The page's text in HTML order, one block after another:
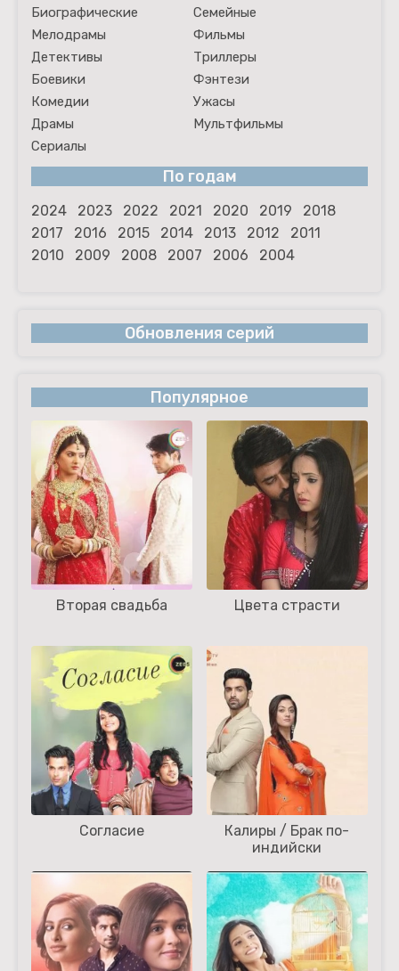
Биографические
Семейные
Мелодрамы
Фильмы
Детективы
Триллеры
Боевики
Фэнтези
Комедии
Ужасы
Драмы
Мультфильмы
Сериалы
По годам
2024 2023 2022 2021 2020 2019
2018
2017
2016 2015 2014 2013 2012
2011
2010
2009 2008 2007 2006 2004
Обновления серий
Популярное
Вторая свадьба Цвета страсти
Согласие
Калиры / Брак по-
индийски